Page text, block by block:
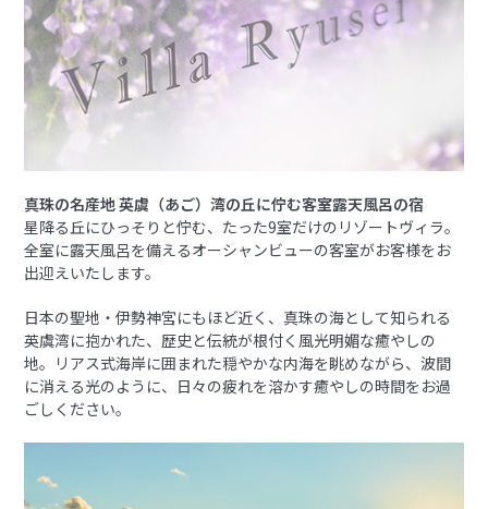
真珠の名産地 英虞（あご）湾の丘に佇む客室露天風呂の宿
星降る丘にひっそりと佇む、たった9室だけのリゾートヴィラ。
全室に露天風呂を備えるオーシャンビューの客室がお客様をお
出迎えいたします。
日本の聖地・伊勢神宮にもほど近く、真珠の海として知られる
英虞湾に抱かれた、歴史と伝統が根付く風光明媚な癒やしの
地。リアス式海岸に囲まれた穏やかな内海を眺めながら、波間
に消える光のように、日々の疲れを溶かす癒やしの時間をお過
ごしください。